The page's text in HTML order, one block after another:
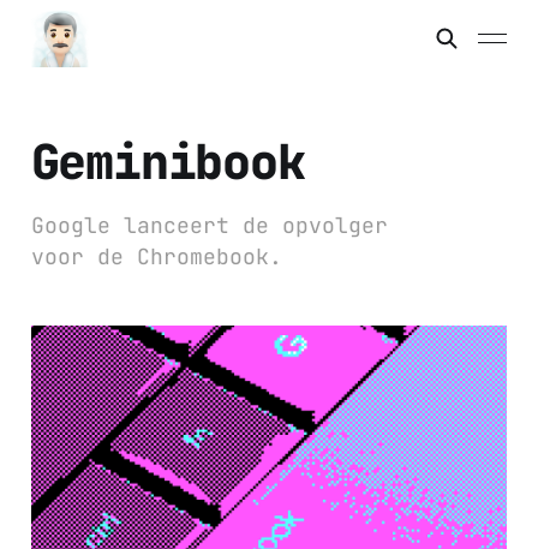
Geminibook
Google lanceert de opvolger
voor de Chromebook.